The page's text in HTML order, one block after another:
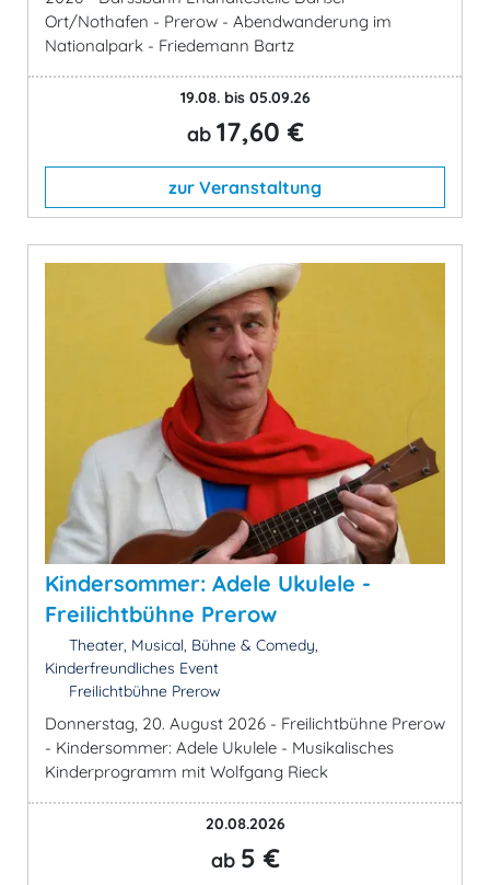
Ort/Nothafen - Prerow - Abendwanderung im
Nationalpark - Friedemann Bartz
19.08. bis 05.09.26
ab 17,60 €
zur Veranstaltung
Kindersommer: Adele Ukulele -
Freilichtbühne Prerow
Theater, Musical, Bühne & Comedy,
Kinderfreundliches Event
Freilichtbühne Prerow
Donnerstag, 20. August 2026 - Freilichtbühne Prerow
- Kindersommer: Adele Ukulele - Musikalisches
Kinderprogramm mit Wolfgang Rieck
20.08.2026
ab 5 €